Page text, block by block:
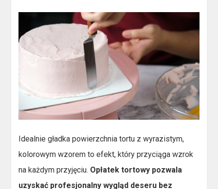
Idealnie gładka powierzchnia tortu z wyrazistym,
kolorowym wzorem to efekt, który przyciąga wzrok
na każdym przyjęciu. Opłatek tortowy pozwala
uzyskać profesjonalny wygląd deseru bez